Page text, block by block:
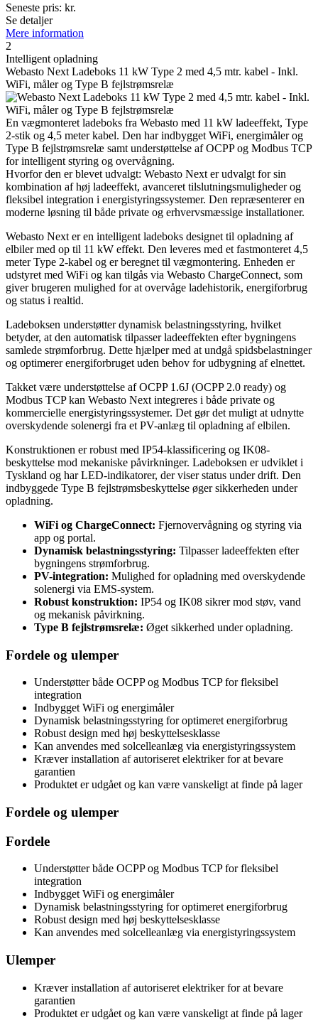
Seneste pris: kr.
Se detaljer
Mere information
2
Intelligent opladning
Webasto Next Ladeboks 11 kW Type 2 med 4,5 mtr. kabel - Inkl.
WiFi, måler og Type B fejlstrømsrelæ
En vægmonteret ladeboks fra Webasto med 11 kW ladeeffekt, Type
2-stik og 4,5 meter kabel. Den har indbygget WiFi, energimåler og
Type B fejlstrømsrelæ samt understøttelse af OCPP og Modbus TCP
for intelligent styring og overvågning.
Hvorfor den er blevet udvalgt: Webasto Next er udvalgt for sin
kombination af høj ladeeffekt, avanceret tilslutningsmuligheder og
fleksibel integration i energistyringssystemer. Den repræsenterer en
moderne løsning til både private og erhvervsmæssige installationer.
Webasto Next er en intelligent ladeboks designet til opladning af
elbiler med op til 11 kW effekt. Den leveres med et fastmonteret 4,5
meter Type 2-kabel og er beregnet til vægmontering. Enheden er
udstyret med WiFi og kan tilgås via Webasto ChargeConnect, som
giver brugeren mulighed for at overvåge ladehistorik, energiforbrug
og status i realtid.
Ladeboksen understøtter dynamisk belastningsstyring, hvilket
betyder, at den automatisk tilpasser ladeeffekten efter bygningens
samlede strømforbrug. Dette hjælper med at undgå spidsbelastninger
og optimerer energiforbruget uden behov for udbygning af elnettet.
Takket være understøttelse af OCPP 1.6J (OCPP 2.0 ready) og
Modbus TCP kan Webasto Next integreres i både private og
kommercielle energistyringssystemer. Det gør det muligt at udnytte
overskydende solenergi fra et PV-anlæg til opladning af elbilen.
Konstruktionen er robust med IP54-klassificering og IK08-
beskyttelse mod mekaniske påvirkninger. Ladeboksen er udviklet i
Tyskland og har LED-indikatorer, der viser status under drift. Den
indbyggede Type B fejlstrømsbeskyttelse øger sikkerheden under
opladning.
WiFi og ChargeConnect: Fjernovervågning og styring via
app og portal.
Dynamisk belastningsstyring: Tilpasser ladeeffekten efter
bygningens strømforbrug.
PV-integration: Mulighed for opladning med overskydende
solenergi via EMS-system.
Robust konstruktion: IP54 og IK08 sikrer mod støv, vand
og mekanisk påvirkning.
Type B fejlstrømsrelæ: Øget sikkerhed under opladning.
Fordele og ulemper
Understøtter både OCPP og Modbus TCP for fleksibel
integration
Indbygget WiFi og energimåler
Dynamisk belastningsstyring for optimeret energiforbrug
Robust design med høj beskyttelsesklasse
Kan anvendes med solcelleanlæg via energistyringssystem
Kræver installation af autoriseret elektriker for at bevare
garantien
Produktet er udgået og kan være vanskeligt at finde på lager
Fordele og ulemper
Fordele
Understøtter både OCPP og Modbus TCP for fleksibel
integration
Indbygget WiFi og energimåler
Dynamisk belastningsstyring for optimeret energiforbrug
Robust design med høj beskyttelsesklasse
Kan anvendes med solcelleanlæg via energistyringssystem
Ulemper
Kræver installation af autoriseret elektriker for at bevare
garantien
Produktet er udgået og kan være vanskeligt at finde på lager